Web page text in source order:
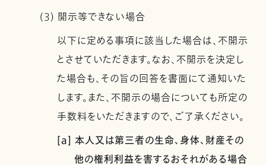
(3) 開示等できない場合
以下に定める事項に該当した場合は、不開示
とさせていただきます。なお、不開示を決定し
た場合も、その旨の回答を書面にて通知いた
します。また、不開示の場合についても所定の
手数料をいただきますので、ご了承ください。
[a] 本人又は第三者の生命、身体、財産その
他の権利利益を害するおそれがある場合